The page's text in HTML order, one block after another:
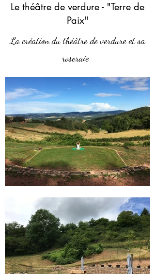
Le théâtre de verdure - "Terre de
Paix"
La création du théâtre de verdure et sa
roseraie